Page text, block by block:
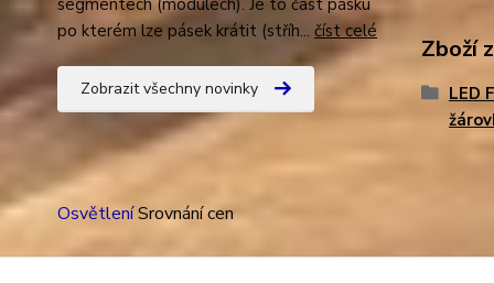
segmentech (modulech). Je to část pásku
po kterém lze pásek krátit (stříh... číst celé
Zobrazit všechny novinky
OsvětleníSrovnání cen
Zboží
LED